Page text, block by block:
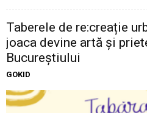
Taberele de re:creație
joaca devine artă și
Bucureștiului
GOKID